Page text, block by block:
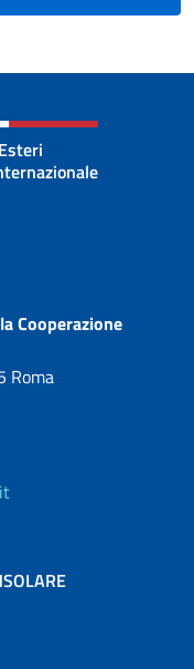
Cooperazione
Roma